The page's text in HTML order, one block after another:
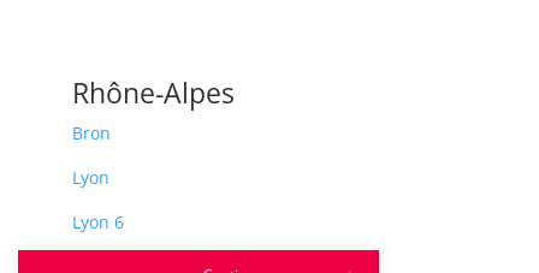
Rhône-Alpes
Bron
Lyon
Lyon 6